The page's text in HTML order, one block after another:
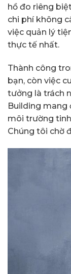
hồ đo riêng
chi phí không
việc quản lý
thực tế nhất.
Thành công
bạn, còn việc
tưởng là trách
Building mang
môi trường
Chúng tôi chờ